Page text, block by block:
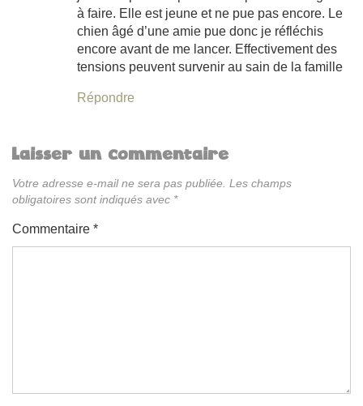
à faire. Elle est jeune et ne pue pas encore. Le
chien âgé d’une amie pue donc je réfléchis
encore avant de me lancer. Effectivement des
tensions peuvent survenir au sain de la famille
Répondre
Laisser un commentaire
Votre adresse e-mail ne sera pas publiée. Les champs
obligatoires sont indiqués avec *
Commentaire *